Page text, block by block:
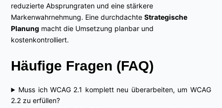
reduzierte Absprungraten und eine stärkere
Markenwahrnehmung. Eine durchdachteStrategische
Planung macht die Umsetzung planbar und
kostenkontrolliert.
Häufige Fragen (FAQ)
Muss ich WCAG 2.1 komplett neu überarbeiten, um WCAG
2.2 zu erfüllen?